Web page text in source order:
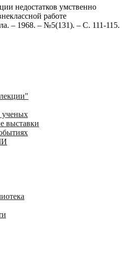
недостатков умственно
работе
– 1968. – №5(131). – С. 111-115.
ученых
выставки